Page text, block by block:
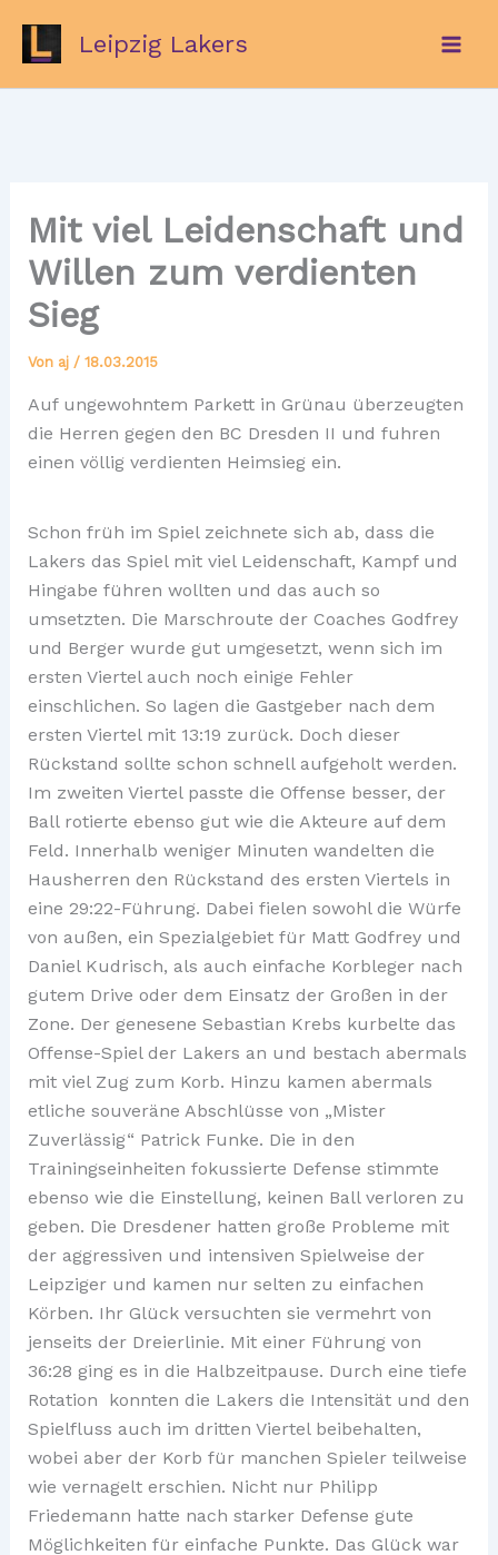
springen
Leipzig Lakers
Mit viel Leidenschaft und
Willen zum verdienten
Sieg
Von aj / 18.03.2015
Auf ungewohntem Parkett in Grünau überzeugten
die Herren gegen den BC Dresden II und fuhren
einen völlig verdienten Heimsieg ein.
Schon früh im Spiel zeichnete sich ab, dass die
Lakers das Spiel mit viel Leidenschaft, Kampf und
Hingabe führen wollten und das auch so
umsetzten. Die Marschroute der Coaches Godfrey
und Berger wurde gut umgesetzt, wenn sich im
ersten Viertel auch noch einige Fehler
einschlichen. So lagen die Gastgeber nach dem
ersten Viertel mit 13:19 zurück. Doch dieser
Rückstand sollte schon schnell aufgeholt werden.
Im zweiten Viertel passte die Offense besser, der
Ball rotierte ebenso gut wie die Akteure auf dem
Feld. Innerhalb weniger Minuten wandelten die
Hausherren den Rückstand des ersten Viertels in
eine 29:22-Führung. Dabei fielen sowohl die Würfe
von außen, ein Spezialgebiet für Matt Godfrey und
Daniel Kudrisch, als auch einfache Korbleger nach
gutem Drive oder dem Einsatz der Großen in der
Zone. Der genesene Sebastian Krebs kurbelte das
Offense-Spiel der Lakers an und bestach abermals
mit viel Zug zum Korb. Hinzu kamen abermals
etliche souveräne Abschlüsse von „Mister
Zuverlässig“ Patrick Funke. Die in den
Trainingseinheiten fokussierte Defense stimmte
ebenso wie die Einstellung, keinen Ball verloren zu
geben. Die Dresdener hatten große Probleme mit
der aggressiven und intensiven Spielweise der
Leipziger und kamen nur selten zu einfachen
Körben. Ihr Glück versuchten sie vermehrt von
jenseits der Dreierlinie. Mit einer Führung von
36:28 ging es in die Halbzeitpause. Durch eine tiefe
Rotation konnten die Lakers die Intensität und den
Spielfluss auch im dritten Viertel beibehalten,
wobei aber der Korb für manchen Spieler teilweise
wie vernagelt erschien. Nicht nur Philipp
Friedemann hatte nach starker Defense gute
Möglichkeiten für einfache Punkte. Das Glück war